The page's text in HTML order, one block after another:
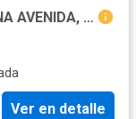
ALQUILO CASA COMERCIAL EN PLENA AVENIDA, IDEAL EMPRESAS, POLICLINICOS, VETERINARIAS ETC
Ver en detalle